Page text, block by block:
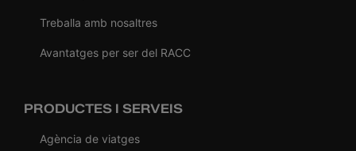
Treballa amb nosaltres
Avantatges per ser del RACC
PRODUCTES I SERVEIS
Agència de viatges